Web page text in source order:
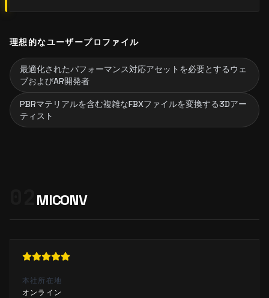
理想的なユーザープロファイル
最適化されたパフォーマンス対応アセットを必要とするウェ
ブおよびAR開発者
PBRマテリアルを含む複雑なFBXファイルを変換する3Dアー
ティスト
MICONV
本社所在地
オンライン